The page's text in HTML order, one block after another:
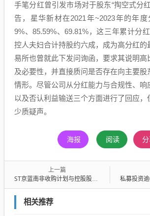
手笔分红曾引发市场对于股东“掏空式分
告，星华新材在2021年~2023年的年
9%、85.59%、69.81%，这三年累计分
控人夫妇合计持股约六成，成为高分红的
易所也曾就此下发问询函，要求其说明高
及必要性，并直接质问是否存在向主要股
情形。尽管公司从分红能力与合规性、响
以及否认利益输送三个方面进行了回应，
少质疑声。
海报 阅读
上一篇
ST京蓝南非收购计划与控股股东业绩承诺爽约背景揭秘，账面余额仅剩900万元 私募投资逾60亿
相关推荐